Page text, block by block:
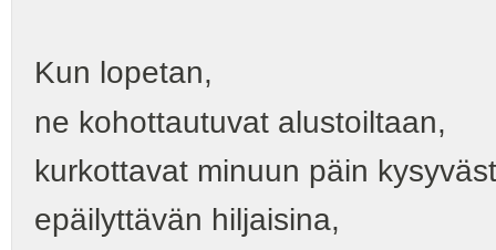
Kun lopetan,
ne kohottautuvat alustoiltaan,
kurkottavat minuun päin
epäilyttävän hiljaisina,